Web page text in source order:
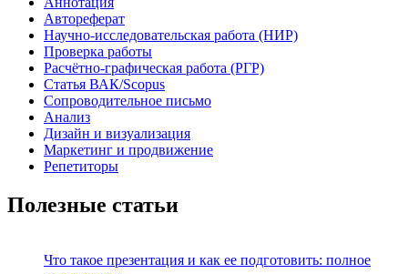
Автореферат
Научно-исследовательская работа (НИР)
Проверка работы
Расчётно-графическая работа (РГР)
Статья ВАК/Scopus
Сопроводительное письмо
Анализ
Дизайн и визуализация
Маркетинг и продвижение
Репетиторы
Полезные статьи
Что такое презентация и как ее подготовить: полное